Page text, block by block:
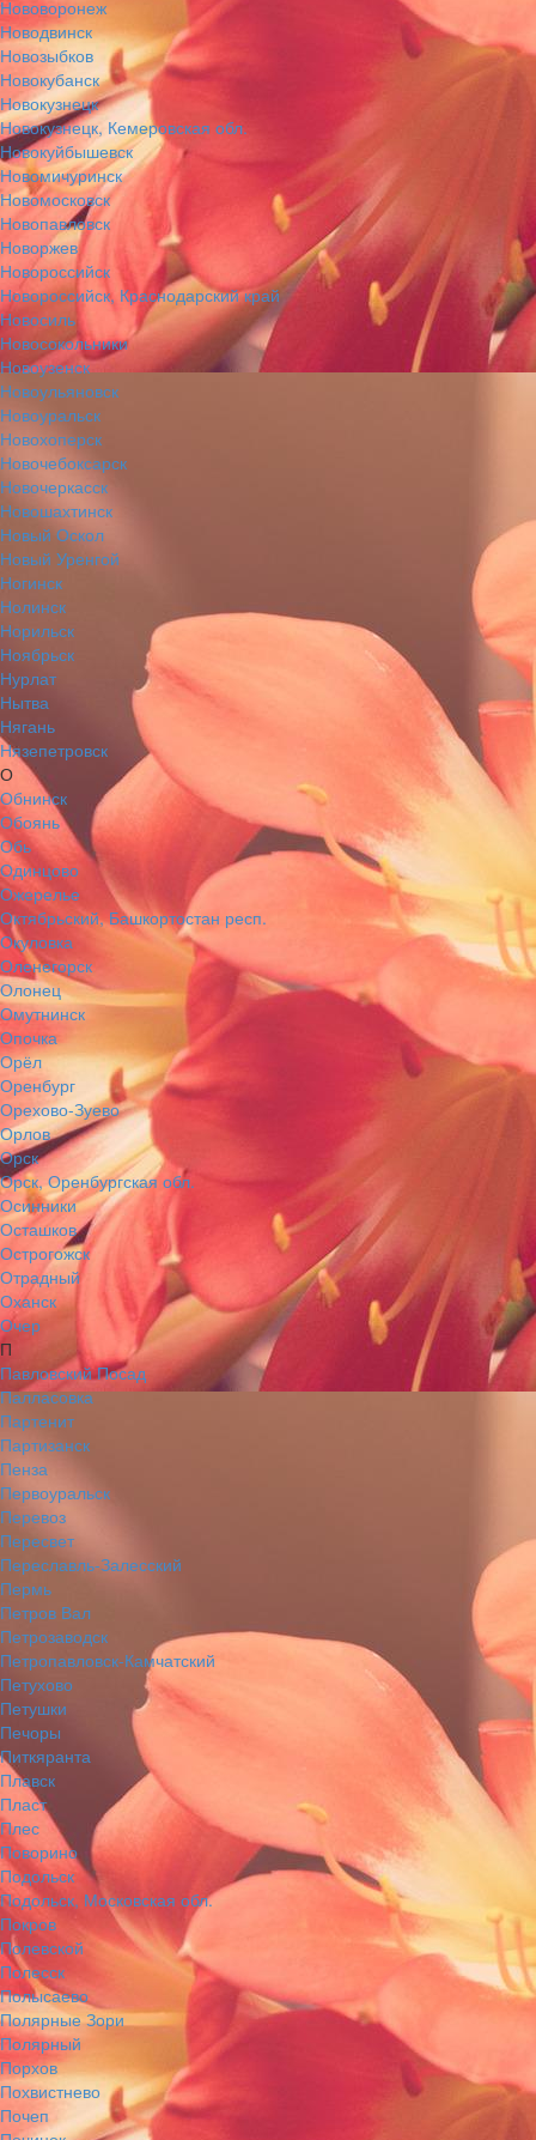
Нововоронеж
Новодвинск
Новозыбков
Новокубанск
Новокузнецк
Новокузнецк, Кемеровская обл.
Новокуйбышевск
Новомичуринск
Новомосковск
Новопавловск
Новоржев
Новороссийск
Новороссийск, Краснодарский край
Новосиль
Новосокольники
Новоузенск
Новоульяновск
Новоуральск
Новохоперск
Новочебоксарск
Новочеркасск
Новошахтинск
Новый Оскол
Новый Уренгой
Ногинск
Нолинск
Норильск
Ноябрьск
Нурлат
Нытва
Нягань
Нязепетровск
О
Обнинск
Обоянь
Обь
Одинцово
Ожерелье
Октябрьский, Башкортостан респ.
Окуловка
Оленегорск
Олонец
Омутнинск
Опочка
Орёл
Оренбург
Орехово-Зуево
Орлов
Орск
Орск, Оренбургская обл.
Осинники
Осташков
Острогожск
Отрадный
Оханск
Очер
П
Павловский Посад
Палласовка
Партенит
Партизанск
Пенза
Первоуральск
Перевоз
Пересвет
Переславль-Залесский
Пермь
Петров Вал
Петрозаводск
Петропавловск-Камчатский
Петухово
Петушки
Печоры
Питкяранта
Плавск
Пласт
Плес
Поворино
Подольск
Подольск, Московская обл.
Покров
Полевской
Полесск
Полысаево
Полярные Зори
Полярный
Порхов
Похвистнево
Почеп